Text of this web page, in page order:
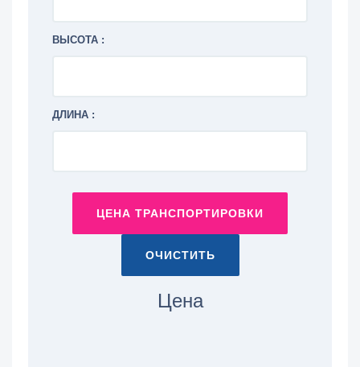
ВЫСОТА :
ДЛИНА :
ЦЕНА ТРАНСПОРТИРОВКИ
ОЧИСТИТЬ
Цена